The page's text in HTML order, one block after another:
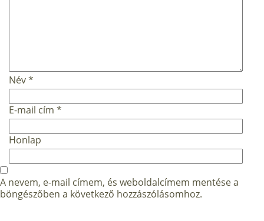
Név*
E-mail cím *
Honlap
A nevem, e-mail címem, és weboldalcímem mentése a
böngészőben a következő hozzászólásomhoz.